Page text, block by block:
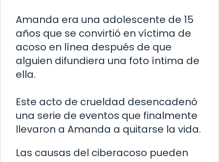
Amanda era una adolescente de 15
años que se convirtió en víctima de
acoso en línea después de que
alguien difundiera una foto íntima de
ella.
Este acto de crueldad desencadenó
una serie de eventos que finalmente
llevaron a Amanda a quitarse la vida.
Las causas del ciberacoso pueden